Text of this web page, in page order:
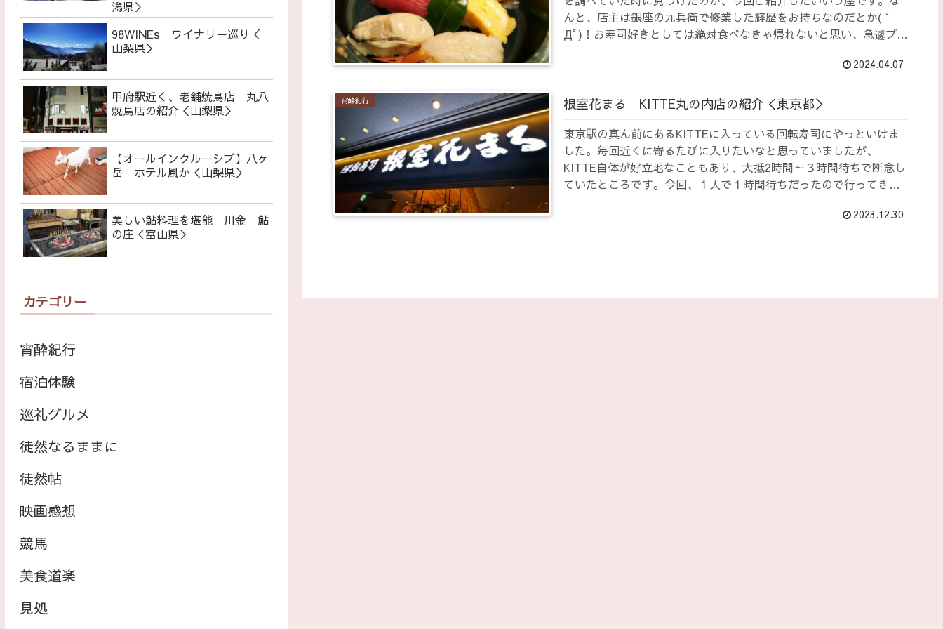
んと、店主は銀座の九兵衛で修業した経歴をお持ちなのだとか( ﾟ
Дﾟ)！お寿司好きとしては絶対食べなきゃ帰れないと思い、急遽プラ
2024.04.07
宵酔紀行 根室花まる KITTE丸の内店の紹介＜東京都＞
東京駅の真ん前にあるKITTEに入っている回転寿司にやっといけま
した。毎回近くに寄るたびに入りたいなと思っていましたが、
KITTE自体が好立地なこともあり、大抵2時間～３時間待ちで断念し
ていたところです。今回、１人で１時間待ちだったので行ってきま
2023.12.30
潟県＞
98WINEs ワイナリー巡り＜
山梨県＞
甲府駅近く、老舗焼鳥店 丸八
焼鳥店の紹介＜山梨県＞
【オールインクルーシブ】八ヶ
岳 ホテル風か＜山梨県＞
美しい鮎料理を堪能 川金 鮎
の庄＜富山県＞
カテゴリー
宵酔紀行
宿泊体験
巡礼グルメ
徒然なるままに
徒然帖
映画感想
競馬
美食道楽
見処